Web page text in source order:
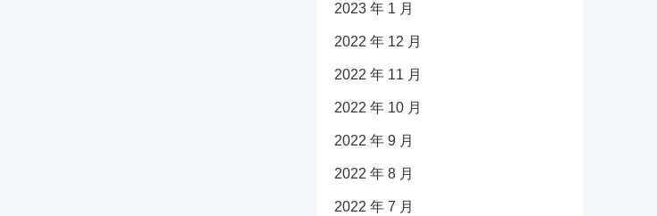
2023 年 1 月
2022 年 12 月
2022 年 11 月
2022 年 10 月
2022 年 9 月
2022 年 8 月
2022 年 7 月